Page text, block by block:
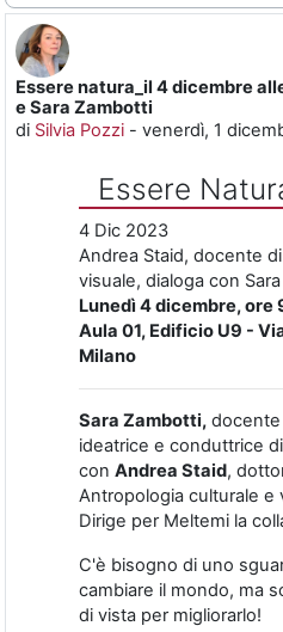
Essere natura_il 4 dicembre
e Sara Zambotti
di Silvia Pozzi - venerdì, 1
Numero di risposte: 0
Essere
4 Dic 2023
Andrea Staid, docente
visuale, dialoga con
Lunedì 4 dicembre, ore
Aula 01, Edificio U9 -
Milano
Sara Zambotti, docente
ideatrice e conduttrice
con Andrea Staid,
Antropologia culturale e
Dirige per Meltemi la
C'è bisogno di uno
cambiare il mondo, ma
di vista per migliorarlo!